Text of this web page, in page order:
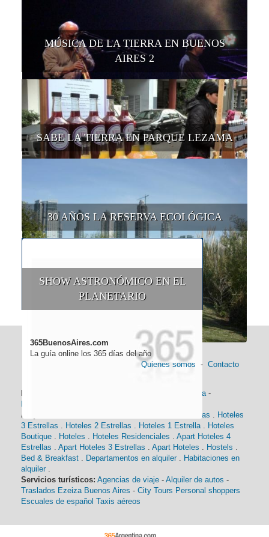
MÚSICA DE LA TIERRA EN BUENOS
AIRES 2
SABE LA TIERRA EN PARQUE LEZAMA
30 AÑOS LA RESERVA ECOLÓGICA
SHOW ASTRONÓMICO EN EL
PLANETARIO
365BuenosAires.com
La guía online los 365 días del año
Quienes somos - Contacto
Historia -
Alojamiento:
Hoteles 4 Estrellas
Hoteles
3 Estrellas
Hoteles 2 Estrellas Hoteles 1 Estrella
Hoteles
Boutique
Hoteles Hoteles Residenciales
Apart Hoteles 4
Estrellas
Apart Hoteles 3 Estrellas Apart Hoteles Hostels
Bed & Breakfast
Departamentos en alquiler
Habitaciones en
alquiler
Servicios turísticos: Agencias de viaje - Alquiler de autos -
Traslados Ezeiza Buenos Aires - City Tours Personal shoppers
Escuales de español Taxis aéreos